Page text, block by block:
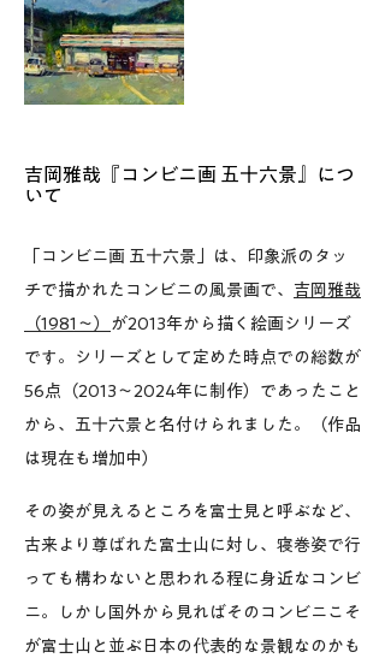
​​吉岡雅哉『コンビニ画 五十六景』につ
いて​​​
「コンビニ画 五十六景」は、印象派のタッ
チで描かれたコンビニの風景画で、 吉岡雅哉
（1981〜）
が2013年から描く絵画シリーズ
です。シリーズとして定めた時点での総数が
56点（2013〜2024年に制作）であったこと
から、五十六景と名付けられました。（作品
は現在も増加中）
その姿が見えるところを富士見と呼ぶなど、
古来より尊ばれた富士山に対し、寝巻姿で行
っても構わないと思われる程に身近なコンビ
ニ。しかし国外から見ればそのコンビニこそ
が富士山と並ぶ日本の代表的な景観なのかも